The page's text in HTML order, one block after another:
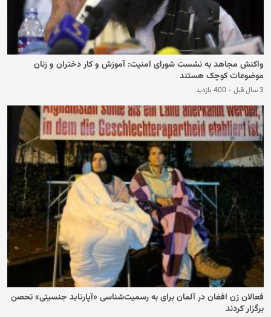
واکنش مجاهد به نشست شورای امنیت: آموزش و کار دختران و زنان
موضوعات کوچک هستند
3 سال قبل - 400 بازدید
فعالان زن افغان در آلمان برای به رسمیت‌شناسی «آپارتاید جنسیتی» تحصن
برگزار کردند